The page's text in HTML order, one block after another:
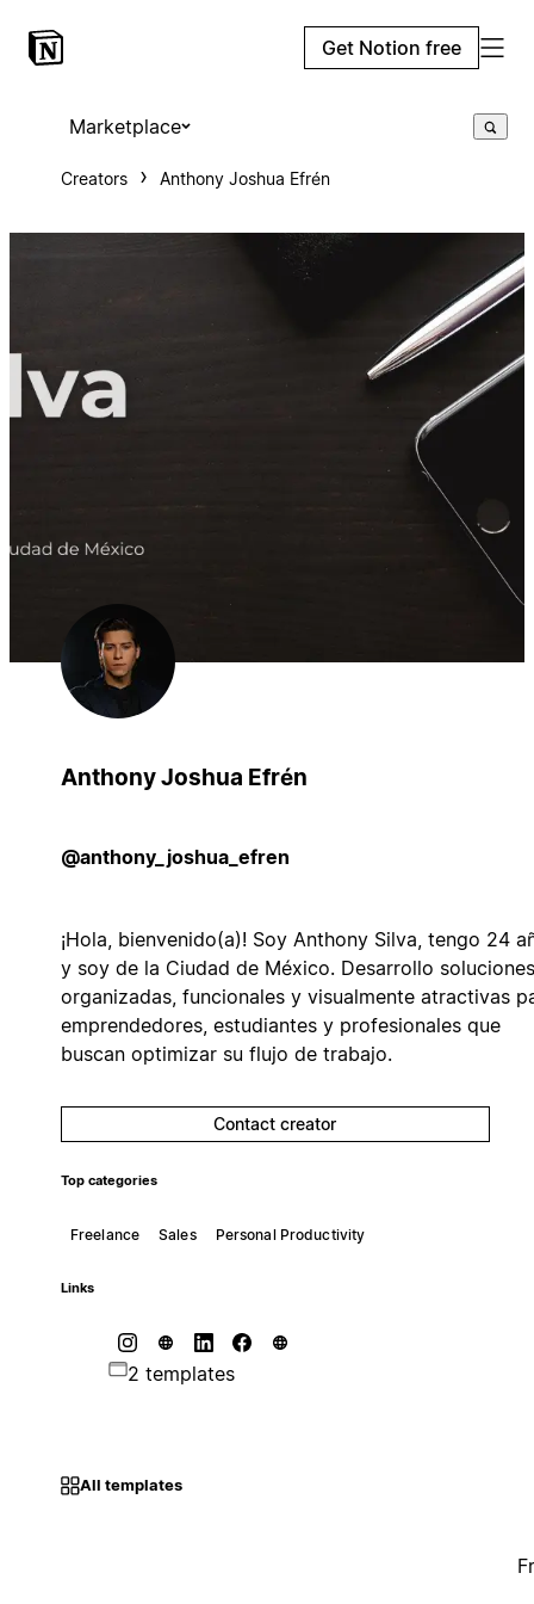
Get Notion free
Marketplace
Creators Anthony Joshua Efrén
Anthony Joshua Efrén
@anthony_joshua_efren
¡Hola, bienvenido(a)! Soy Anthony Silva, tengo 24
y soy de la Ciudad de México. Desarrollo soluciones
organizadas, funcionales y visualmente atractivas
emprendedores, estudiantes y profesionales que
buscan optimizar su flujo de trabajo.
Contact creator
Top categories
Freelance Sales Personal Productivity
Links
2 templates
All templates